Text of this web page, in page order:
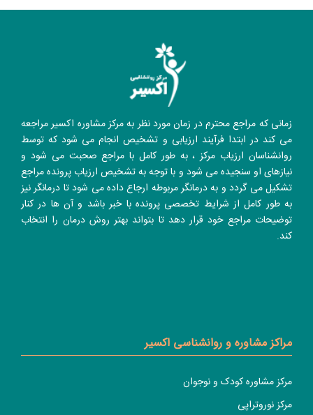
زمانی که مراجع محترم در زمان مورد نظر به مرکز مشاوره اکسیر مراجعه
می کند در ابتدا فرآیند ارزیابی و تشخیص انجام می شود که توسط
روانشناسان ارزیاب مرکز ، به طور کامل با مراجع صحبت می شود و
نیازهای او سنجیده می شود و با توجه به تشخیص ارزیاب پرونده مراجع
تشکیل می گردد و به درمانگر مربوطه ارجاع داده می شود تا درمانگر نیز
به طور کامل از شرایط تخصصی پرونده با خبر باشد و آن ها در کنار
توضیحات مراجع خود قرار دهد تا بتواند بهتر روش درمان را انتخاب
کند.
مراکز مشاوره و روانشناسی اکسیر
مرکز مشاوره کودک و نوجوان
مرکز نوروتراپی